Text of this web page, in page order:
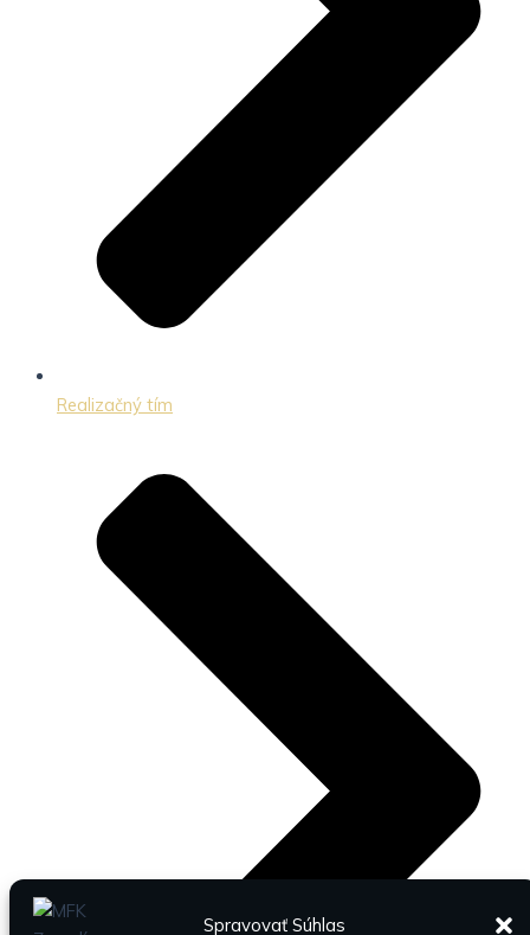
Spravovať Súhlas
Realizačný tím